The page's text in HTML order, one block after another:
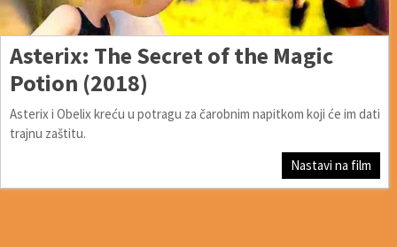
Asterix: The Secret of the Magic
Potion (2018)
Asterix i Obelix kreću u potragu za čarobnim napitkom koji će im dati
trajnu zaštitu.
Nastavi na film